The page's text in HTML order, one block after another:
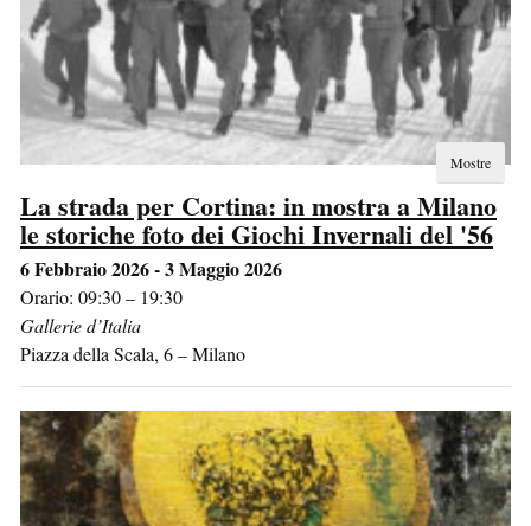
Mostre
La strada per Cortina: in mostra a Milano
le storiche foto dei Giochi Invernali del '56
6 Febbraio 2026 - 3 Maggio 2026
Orario: 09:30 – 19:30
Gallerie d’Italia
Piazza della Scala, 6–Milano